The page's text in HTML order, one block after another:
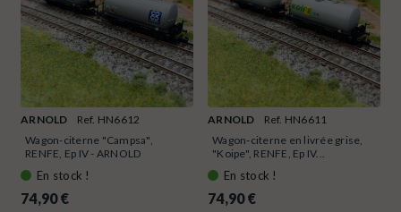
ARNOLD
Ref. HN6612
Wagon-citerne "Campsa",
RENFE, Ep IV - ARNOLD
HN6612...
En stock !
74,90 €
ARNOLD
Ref. HN6611
Wagon-citerne en livrée grise,
"Koipe", RENFE, Ep IV...
En stock !
74,90 €